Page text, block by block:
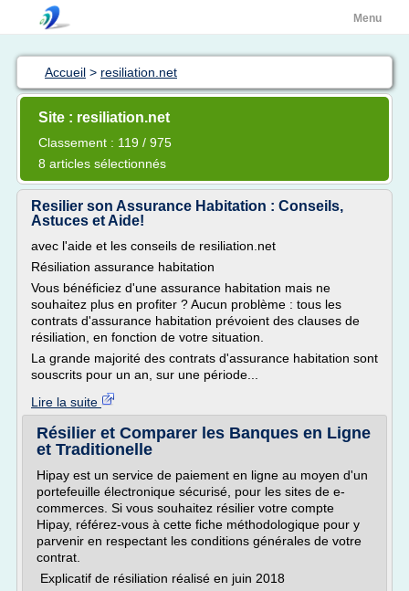
Menu
Accueil > resiliation.net
Site : resiliation.net
Classement : 119 / 975
8 articles sélectionnés
Resilier son Assurance Habitation : Conseils,
Astuces et Aide!
avec l'aide et les conseils de resiliation.net
Résiliation assurance habitation
Vous bénéficiez d'une assurance habitation mais ne
souhaitez plus en profiter ? Aucun problème : tous les
contrats d'assurance habitation prévoient des clauses de
résiliation, en fonction de votre situation.
La grande majorité des contrats d'assurance habitation sont
souscrits pour un an, sur une période...
Lire la suite
Résilier et Comparer les Banques en Ligne
et Traditionelle
Hipay est un service de paiement en ligne au moyen d'un
portefeuille électronique sécurisé, pour les sites de e-
commerces. Si vous souhaitez résilier votre compte
Hipay, référez-vous à cette fiche méthodologique pour y
parvenir en respectant les conditions générales de votre
contrat.
Explicatif de résiliation réalisé en juin 2018